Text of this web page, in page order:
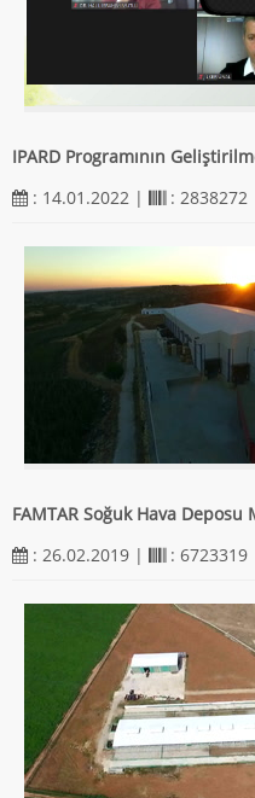
IPARD Programının
: 14.01.2022 |
: 2838272
FAMTAR Soğuk Hava Deposu
: 26.02.2019 |
: 6723319